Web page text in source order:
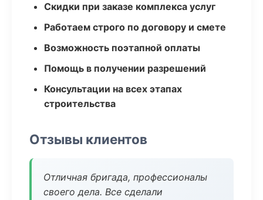
Скидки при заказе комплекса услуг
Работаем строго по договору и смете
Возможность поэтапной оплаты
Помощь в получении разрешений
Консультации на всех этапах
строительства
Отзывы клиентов
Отличная бригада, профессионалы
своего дела. Все сделали